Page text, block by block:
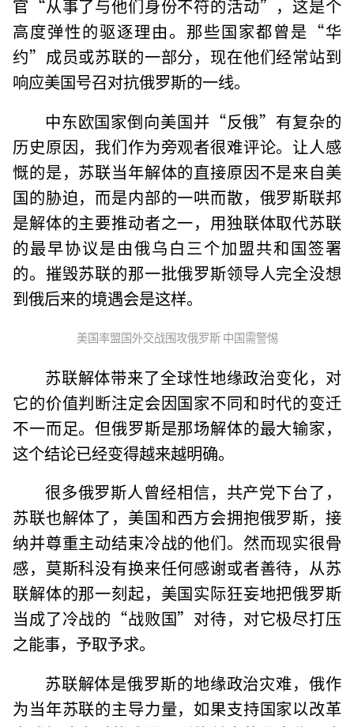
官“从事了与他们身份不符的活动”，这是个
高度弹性的驱逐理由。那些国家都曾是“华
约”成员或苏联的一部分，现在他们经常站到
响应美国号召对抗俄罗斯的一线。
中东欧国家倒向美国并“反俄”有复杂的
历史原因，我们作为旁观者很难评论。让人感
慨的是，苏联当年解体的直接原因不是来自美
国的胁迫，而是内部的一哄而散，俄罗斯联邦
是解体的主要推动者之一，用独联体取代苏联
的最早协议是由俄乌白三个加盟共和国签署
的。摧毁苏联的那一批俄罗斯领导人完全没想
到俄后来的境遇会是这样。
美国率盟国外交战围攻俄罗斯 中国需警惕
苏联解体带来了全球性地缘政治变化，对
它的价值判断注定会因国家不同和时代的变迁
不一而足。但俄罗斯是那场解体的最大输家，
这个结论已经变得越来越明确。
很多俄罗斯人曾经相信，共产党下台了，
苏联也解体了，美国和西方会拥抱俄罗斯，接
纳并尊重主动结束冷战的他们。然而现实很骨
感，莫斯科没有换来任何感谢或者善待，从苏
联解体的那一刻起，美国实际狂妄地把俄罗斯
当成了冷战的“战败国”对待，对它极尽打压
之能事，予取予求。
苏联解体是俄罗斯的地缘政治灾难，俄作
为当年苏联的主导力量，如果支持国家以改革